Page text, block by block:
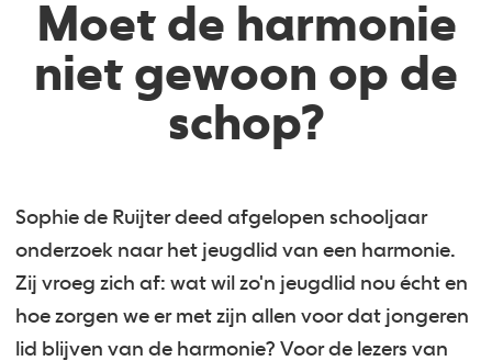
Moet de harmonie
niet gewoon op de
schop?
Sophie de Ruijter deed afgelopen schooljaar
onderzoek naar het jeugdlid van een harmonie.
Zij vroeg zich af: wat wil zo'n jeugdlid nou écht en
hoe zorgen we er met zijn allen voor dat jongeren
lid blijven van de harmonie? Voor de lezers van